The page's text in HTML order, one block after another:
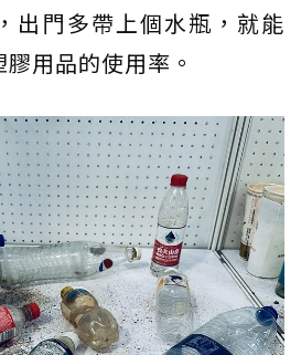
出門多帶上個水瓶，就能
用品的使用率。